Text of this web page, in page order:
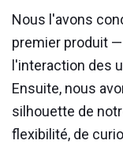
Nous l'avons
premier produit
l'interaction des
Ensuite, nous
silhouette de
flexibilité, de